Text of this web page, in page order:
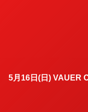
5月16日(日) VAUER